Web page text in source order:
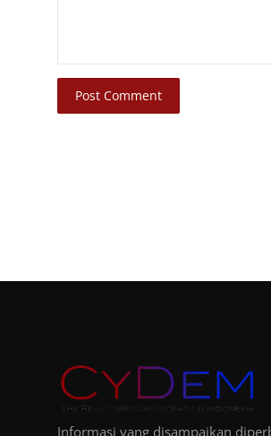
Post Comment
Informasi yang disampaikan